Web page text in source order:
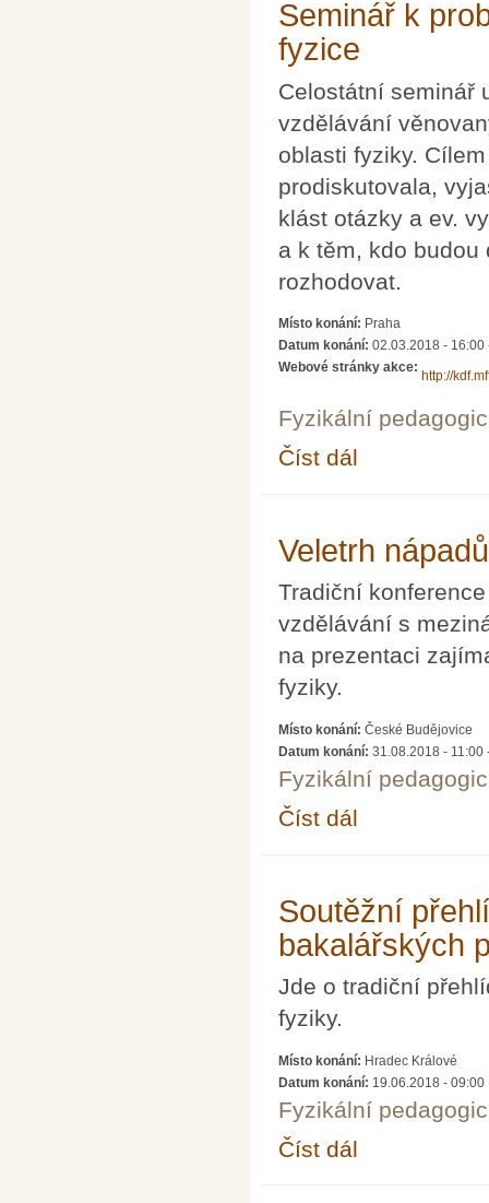
Seminář k
fyzice
Celostátní seminář
vzdělávání
oblasti fyziky.
prodiskutovala,
klást otázky a ev.
a k těm, kdo
rozhodovat.
Místo konání: Praha
Datum konání: 02.03.2018 - 16:00
Webové stránky akce:
http://
Fyzikální
Číst dál
Veletrh
Tradiční
vzdělávání s
na prezentaci
fyziky.
Místo konání: České Budějovice
Datum konání: 31.08.2018 - 11:00
Fyzikální
Číst dál
Soutěžní
bakalářských
Jde o tradiční
fyziky.
Místo konání: Hradec Králové
Datum konání: 19.06.2018 - 09:00
Fyzikální
Číst dál